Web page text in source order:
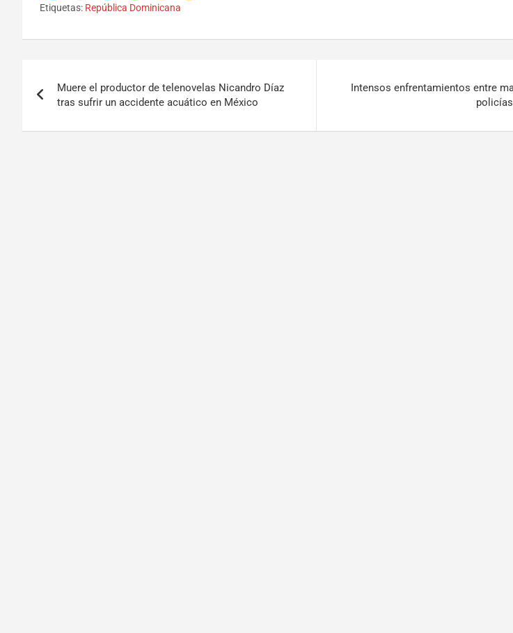
Etiquetas: República Dominicana
Muere el productor de telenovelas Nicandro Díaz
tras sufrir un accidente acuático en México
Intensos enfrentamientos entre